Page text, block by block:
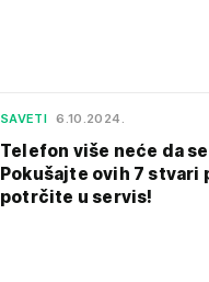
SAVETI 6.10.2024.
Telefon više neće da
Pokušajte ovih 7 stvari
potrčite u servis!